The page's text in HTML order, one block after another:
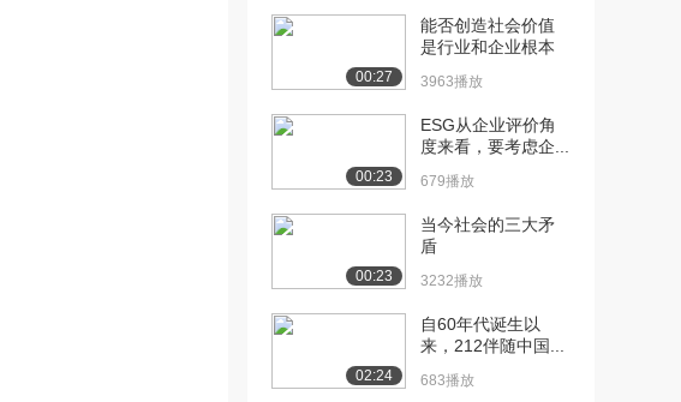
4238播放
[12] 2-3 积极核心自我评价
4592播放
[13] 2-3 积极核心自我评价
（下）
4337播放
[14] 3-1 哈德逊河上的奇
迹：专业技能...
4282播放
迹：专业技能...
00:27
能否创造社会价值
是行业和企业根本
3963播放
00:23
ESG从企业评价角
度来看，要考虑企...
679播放
00:23
当今社会的三大矛
盾
3232播放
02:24
自60年代诞生以
来，212伴随中国...
683播放